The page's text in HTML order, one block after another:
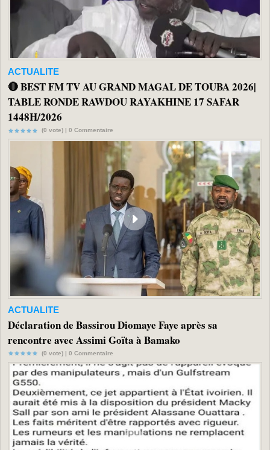
ACTUALITE
🔴 BEST FM TV AU GRAND MAGAL DE TOUBA 2026|
TABLE RONDE RAWDOU RAYAKHINE 17 SAFAR
1448H/2026
(0 vote) | 0 Commentaire
ACTUALITE
Déclaration de Bassirou Diomaye Faye après sa
rencontre avec Assimi Goïta à Bamako
(0 vote) | 0 Commentaire